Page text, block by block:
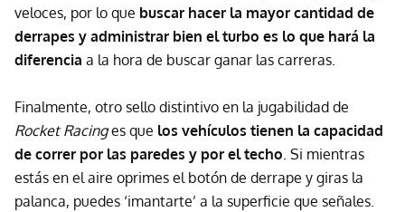
veloces, por lo que buscar hacer la mayor cantidad de
derrapes y administrar bien el turbo es lo que hará la
diferencia a la hora de buscar ganar las carreras.
Finalmente, otro sello distintivo en la jugabilidad de
Rocket Racinges que los vehículos tienen la capacidad
de correr por las paredes y por el techo . Si mientras
estás en el aire oprimes el botón de derrape y giras la
palanca, puedes ‘imantarte’ a la superficie que señales.